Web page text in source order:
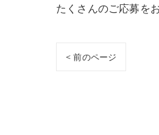
たくさんのご応募を
< 前のページ